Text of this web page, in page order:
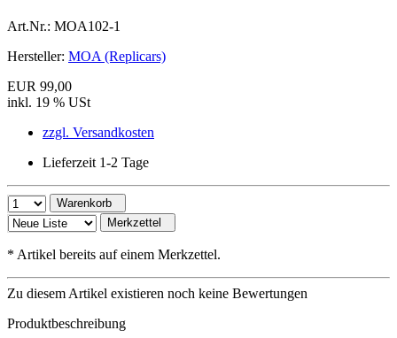
Art.Nr.: MOA102-1
Hersteller: MOA (Replicars)
EUR 99,00
inkl. 19 % USt
zzgl. Versandkosten
Lieferzeit 1-2 Tage
Warenkorb
Merkzettel
* Artikel bereits auf einem Merkzettel.
Zu diesem Artikel existieren noch keine Bewertungen
Produktbeschreibung